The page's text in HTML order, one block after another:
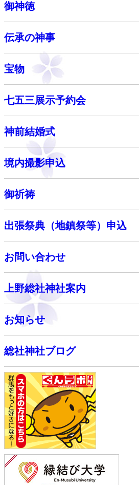
御神徳
伝承の神事
宝物
七五三展示予約会
神前結婚式
境内撮影申込
御祈祷
出張祭典（地鎮祭等）申込
お問い合わせ
上野総社神社案内
お知らせ
総社神社ブログ